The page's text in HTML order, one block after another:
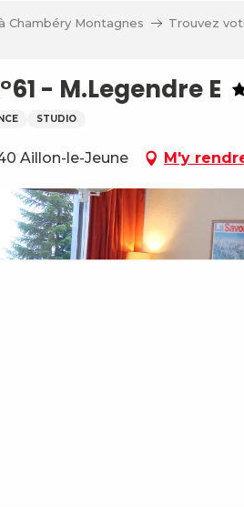
Chambéry Montagnes Trouvez
- M.Legendre E
STUDIO
Aillon-le-Jeune M'y